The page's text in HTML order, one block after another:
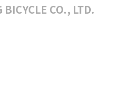
BICYCLE CO., LTD.